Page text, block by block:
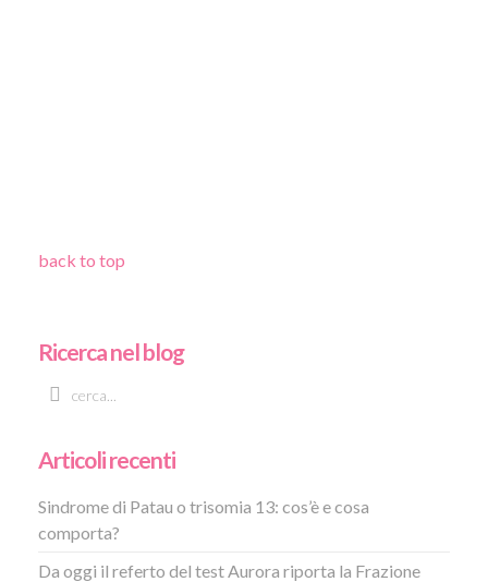
back to top
Ricerca nel blog
Articoli recenti
Sindrome di Patau o trisomia 13: cos’è e cosa
comporta?
Da oggi il referto del test Aurora riporta la Frazione